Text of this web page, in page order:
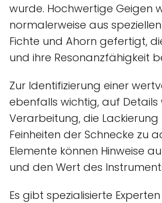
wurde. Hochwertige Geigen
normalerweise aus
Fichte und Ahorn gefertigt,
und ihre Resonanzfähigkeit
Zur Identifizierung einer
ebenfalls wichtig, auf Details
Verarbeitung, die Lackierung
Feinheiten der Schnecke zu
Elemente können Hinweise
und den Wert des
Es gibt spezialisierte